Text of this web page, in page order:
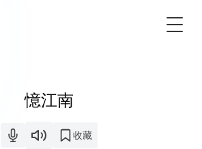
憶江南
收藏